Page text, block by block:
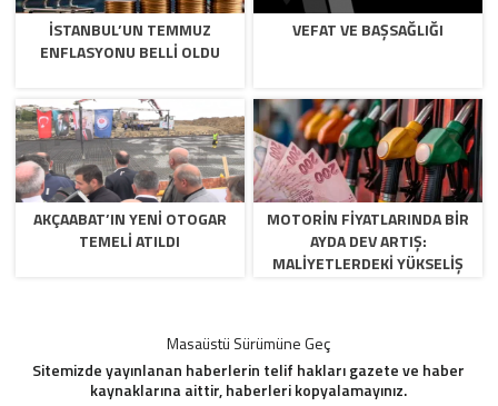
İSTANBUL’UN TEMMUZ
ENFLASYONU BELLİ OLDU
VEFAT VE BAŞSAĞLIĞI
AKÇAABAT’IN YENİ OTOGAR
TEMELİ ATILDI
MOTORİN FİYATLARINDA BİR
AYDA DEV ARTIŞ:
MALIYETLERDEKI YÜKSELIŞ
Masaüstü Sürümüne Geç
Sitemizde yayınlanan haberlerin telif hakları gazete ve haber
kaynaklarına aittir, haberleri kopyalamayınız.